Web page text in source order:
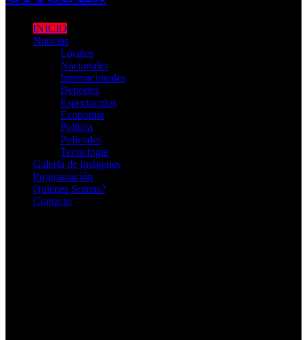
INICIO
Noticias
Locales
Nacionales
Internacionales
Deportes
Espectaculos
Economia
Politica
Policiales
Tecnologia
Galería de imágenes
Programación
Quienes Somos?
Contacto